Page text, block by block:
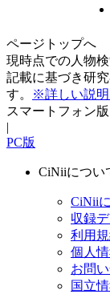
ページトップへ
現時点での人物
記載に基づき研
す。
※詳しい説明
スマートフォン版
|
PC版
CiNiiについ
CiNii
収録
利用
個人
お問
国立